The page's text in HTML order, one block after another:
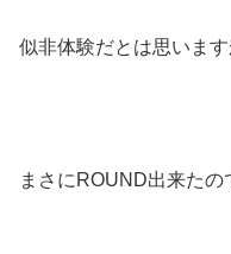
似非体験だとは思います
まさにROUND出来たの